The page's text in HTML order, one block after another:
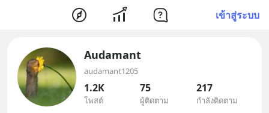
เข้าสู่ระบบ
Audamant
audamant1205
1.2K
โพสต์
75
ผู้ติดตาม
217
กำลังติดตาม